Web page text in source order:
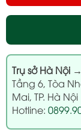
Trụ sở Hà Nội→
Tầng 6, Tòa
Mai, TP. Hà Nội
Hotline: